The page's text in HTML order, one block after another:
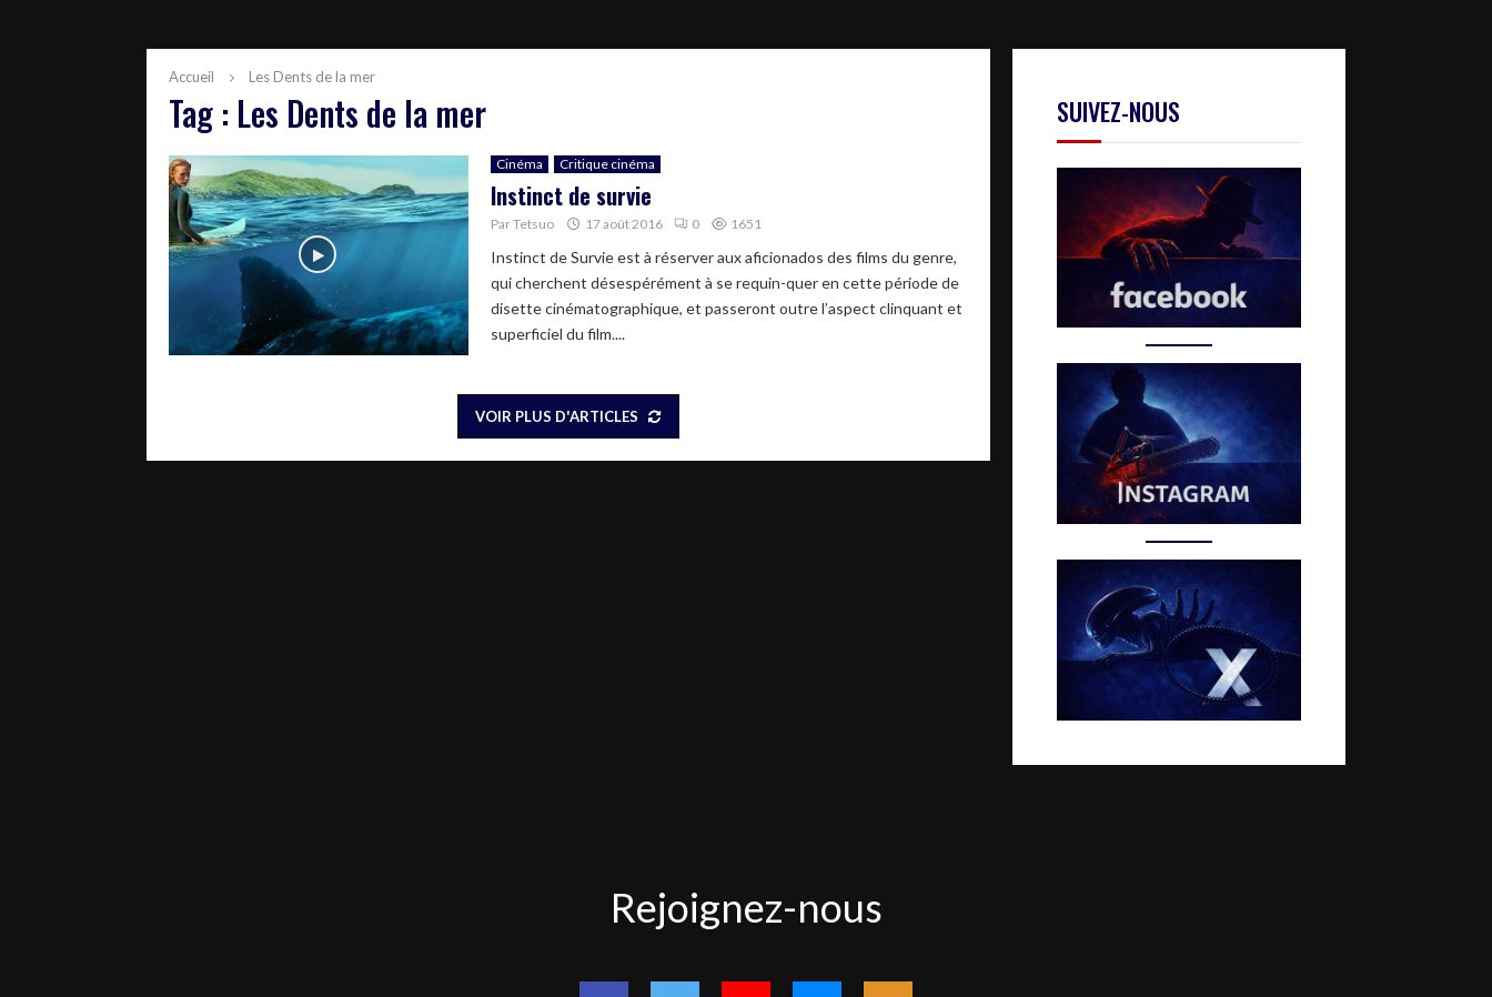
Accueil Les Dents de la mer
Tag : Les Dents de la mer
Cinéma Critique cinéma
Instinct de survie
ParTetsuo 17 août 2016 0 1651
Instinct de Survie est à réserver aux aficionados des films du genre,
qui cherchent désespérément à se requin-quer en cette période de
disette cinématographique, et passeront outre l’aspect clinquant et
superficiel du film....
VOIR PLUS D'ARTICLES
SUIVEZ-NOUS
nous
Rejoignez-nous